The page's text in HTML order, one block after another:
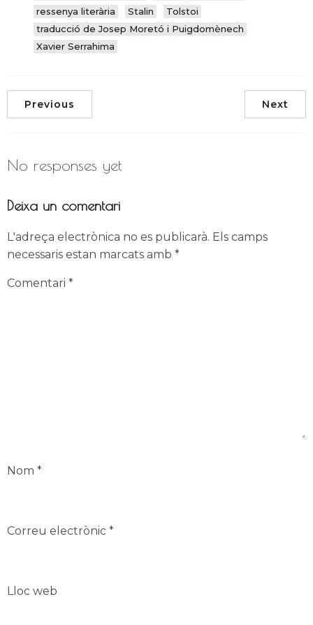
ressenya literària
Stalin
Tolstoi
traducció de Josep Moretó i Puigdomènech
Xavier Serrahima
Previous Next
No responses yet
Deixa un comentari
L'adreça electrònica no es publicarà. Els camps
necessaris estan marcats amb *
Comentari *
Nom *
Correu electrònic *
Lloc web